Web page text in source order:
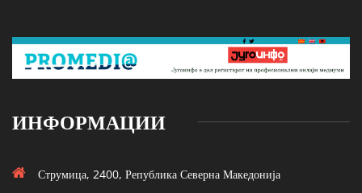
ИНФОРМАЦИИ
Струмица, 2400, Република Северна Македонија